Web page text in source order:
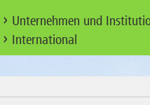
Unternehmen und
International